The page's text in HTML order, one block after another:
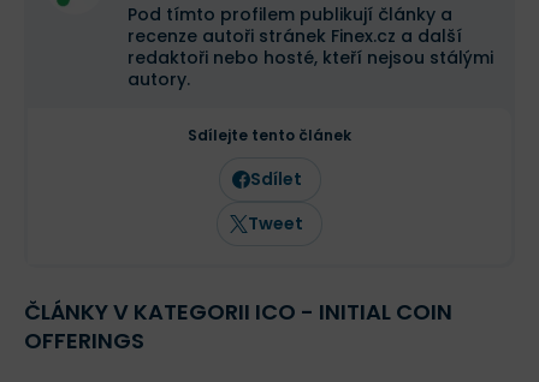
Pod tímto profilem publikují články a
recenze autoři stránek Finex.cz a další
redaktoři nebo hosté, kteří nejsou stálými
autory.
Sdílejte tento článek
Sdílet
Tweet
ČLÁNKY V KATEGORII ICO - INITIAL COIN
OFFERINGS